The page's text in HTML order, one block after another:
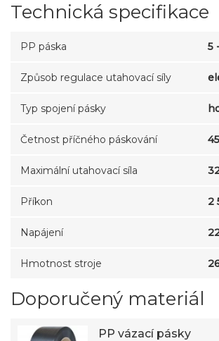
Technická specifikace
PP páska 5
Způsob regulace utahovací síly
Typ spojení pásky
Četnost příčného páskování
Maximální utahovací síla
Příkon 2
Napájení
Hmotnost stroje
Doporučený materiál
PP vázací pásky